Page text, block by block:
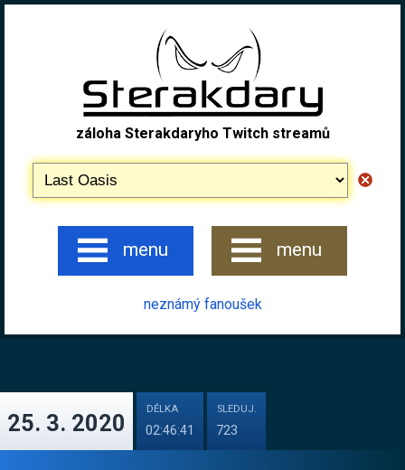
záloha Sterakdaryho Twitch streamů
menu menu
neznámý fanoušek
25. 3. 2020
DÉLKA
02:46:41
SLEDUJ.
723